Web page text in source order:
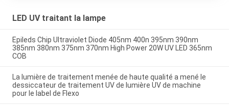
LED UV traitant la lampe
Epileds Chip Ultraviolet Diode 405nm 400n 395nm 390nm
385nm 380nm 375nm 370nm High Power 20W UV LED 365nm
COB
La lumière de traitement menée de haute qualité a mené le
dessiccateur de traitement UV de lumière UV de machine
pour le label de Flexo